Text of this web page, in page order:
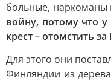
больные, наркоманы
войну, потому что
крест – отомстить
Для этого они
Финляндии из